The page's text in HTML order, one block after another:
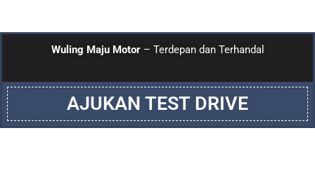
Wuling Maju Motor– Terdepan dan Terhandal
AJUKAN TEST DRIVE